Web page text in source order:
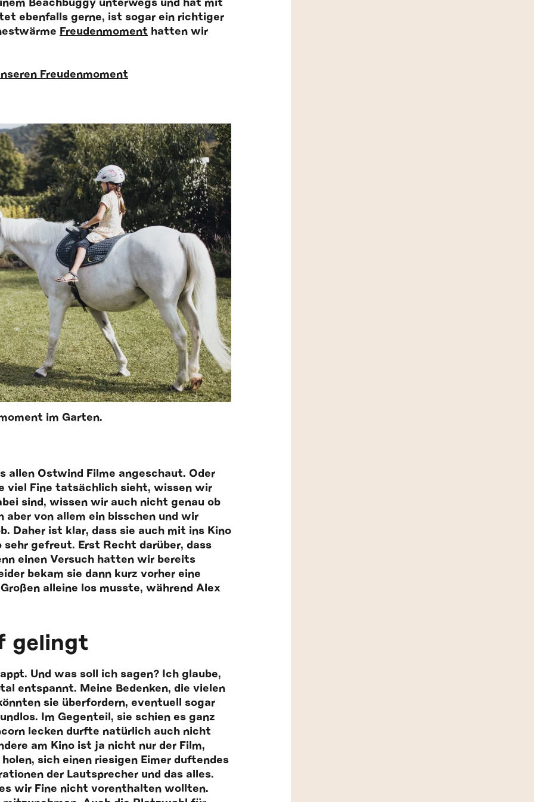
Beachbuggy unterwegs und hat mit
ebenfalls gerne, ist sogar ein richtiger
Freudenmoment hatten wir
Freudenmoment
im Garten.
allen Ostwind Filme angeschaut. Oder
viel Fine tatsächlich sieht, wissen wir
sind, wissen wir auch nicht genau ob
von allem ein bisschen und wir
Daher ist klar, dass sie auch mit ins Kino
sehr gefreut. Erst Recht darüber, dass
einen Versuch hatten wir bereits
bekam sie dann kurz vorher eine
alleine los musste, während Alex
gelingt
Und was soll ich sagen? Ich glaube,
entspannt. Meine Bedenken, die vielen
sie überfordern, eventuell sogar
Im Gegenteil, sie schien es ganz
lecken durfte natürlich auch nicht
am Kino ist ja nicht nur der Film,
sich einen riesigen Eimer duftendes
der Lautsprecher und das alles.
wir Fine nicht vorenthalten wollten.